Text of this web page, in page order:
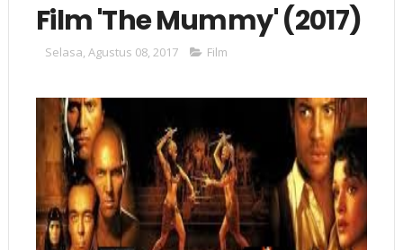
Film 'The Mummy' (2017)
Selasa, Agustus 08, 2017 Film